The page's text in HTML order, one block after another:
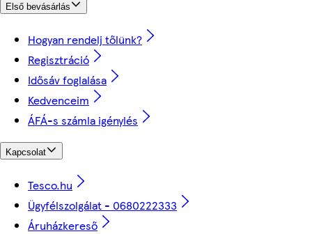
Első bevásárlás
Hogyan rendelj tőlünk?
Regisztráció
Idősáv foglalása
Kedvenceim
ÁFÁ-s számla igénylés
Kapcsolat
Tesco.hu
Ügyfélszolgálat - 0680222333
Áruházkereső